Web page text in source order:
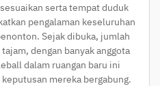
serta tempat duduk
pengalaman keseluruhan
Sejak dibuka, jumlah
dengan banyak anggota
dalam ruangan baru ini
mereka bergabung.